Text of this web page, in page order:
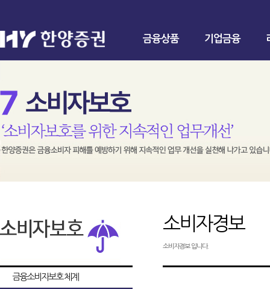
금융상품 기업금융
금융소비자보호 체계
소비자경보
소비자경보 입니다.